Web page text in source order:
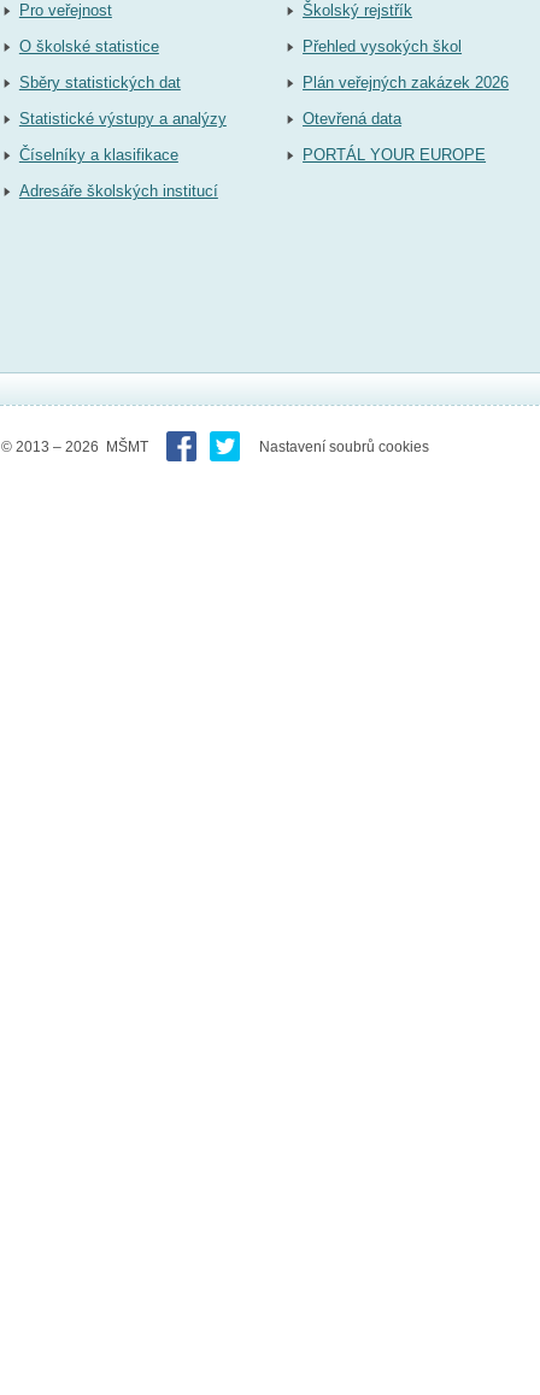
Pro veřejnost
O školské statistice
Sběry statistických dat
Statistické výstupy a analýzy
Číselníky a klasifikace
Adresáře školských institucí
Školský rejstřík
Přehled vysokých škol
Plán veřejných zakázek 2026
Otevřená data
PORTÁL YOUR EUROPE
© 2013 – 2026 MŠMT Nastavení soubrů cookies